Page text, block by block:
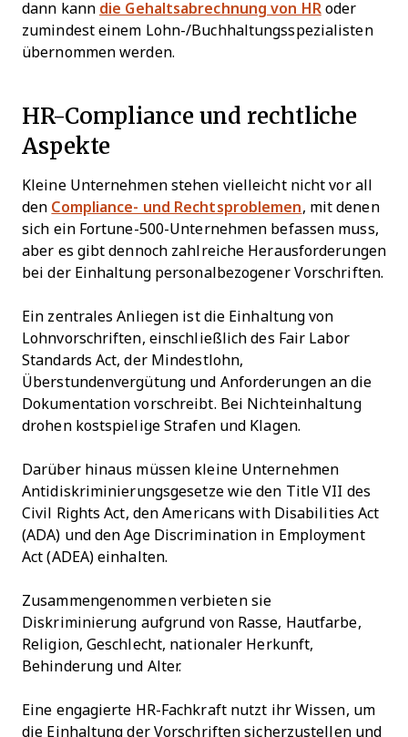
dann kann die Gehaltsabrechnung von HRoder
zumindest einem Lohn-/Buchhaltungsspezialisten
übernommen werden.
HR-Compliance und rechtliche
Aspekte
Kleine Unternehmen stehen vielleicht nicht vor all
den Compliance- und Rechtsproblemen, mit denen
sich ein Fortune-500-Unternehmen befassen muss,
aber es gibt dennoch zahlreiche Herausforderungen
bei der Einhaltung personalbezogener Vorschriften.
Ein zentrales Anliegen ist die Einhaltung von
Lohnvorschriften, einschließlich des Fair Labor
Standards Act, der Mindestlohn,
Überstundenvergütung und Anforderungen an die
Dokumentation vorschreibt. Bei Nichteinhaltung
drohen kostspielige Strafen und Klagen.
Darüber hinaus müssen kleine Unternehmen
Antidiskriminierungsgesetze wie den Title VII des
Civil Rights Act, den Americans with Disabilities Act
(ADA) und den Age Discrimination in Employment
Act (ADEA) einhalten.
Zusammengenommen verbieten sie
Diskriminierung aufgrund von Rasse, Hautfarbe,
Religion, Geschlecht, nationaler Herkunft,
Behinderung und Alter.
Eine engagierte HR-Fachkraft nutzt ihr Wissen, um
die Einhaltung der Vorschriften sicherzustellen und